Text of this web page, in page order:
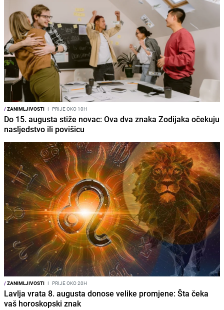
/ZANIMLJIVOSTI I PRIJE OKO 10H
Do 15. augusta stiže novac: Ova dva znaka Zodijaka očekuju
nasljedstvo ili povišicu
/ZANIMLJIVOSTI I PRIJE OKO 20H
Lavlja vrata 8. augusta donose velike promjene: Šta čeka
vaš horoskopski znak